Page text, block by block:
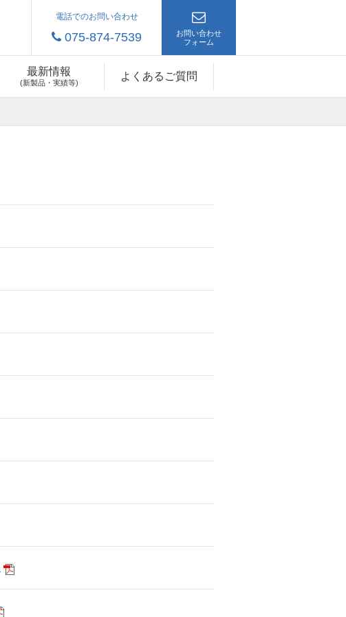
電話でのお問い合わせ
075-874-7539
お問い合わせ
フォーム
最新情報
(新製品・実績等)
よくあるご質問